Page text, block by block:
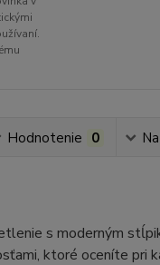
Hodnotenie 0
s moderným
ktoré oceníte pri